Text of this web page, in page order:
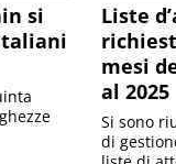
si
Liste
mesi
al 2025
Si sono
di